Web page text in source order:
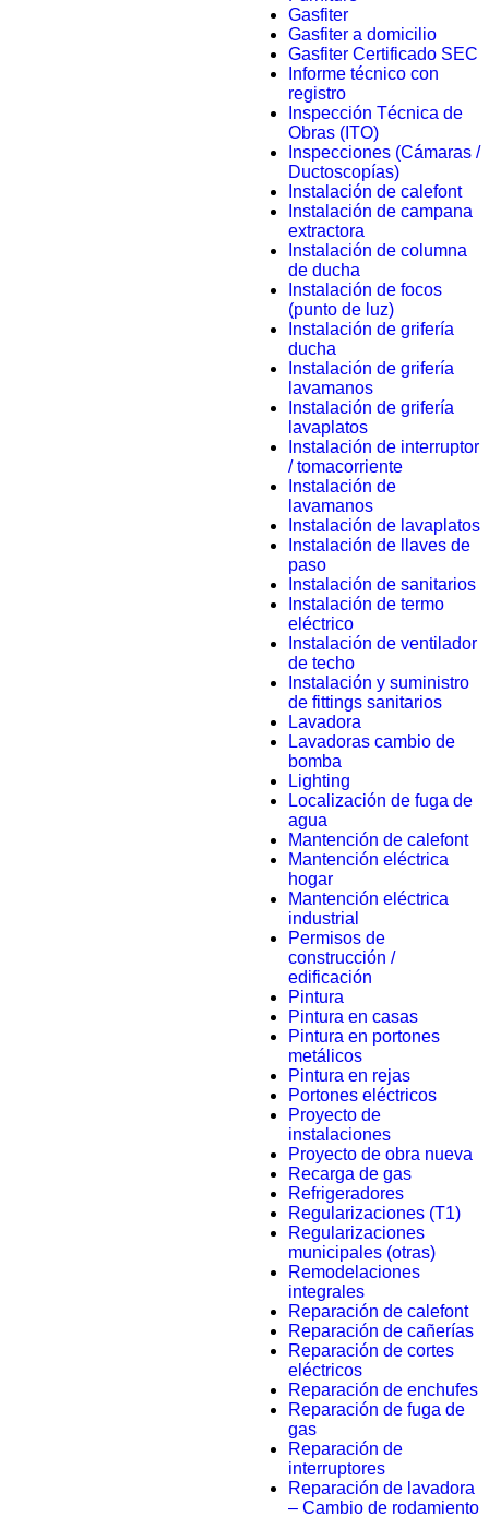
Gasfiter
Gasfiter a domicilio
Gasfiter Certificado SEC
Informe técnico con
registro
Inspección Técnica de
Obras (ITO)
Inspecciones (Cámaras /
Ductoscopías)
Instalación de calefont
Instalación de campana
extractora
Instalación de columna
de ducha
Instalación de focos
(punto de luz)
Instalación de grifería
ducha
Instalación de grifería
lavamanos
Instalación de grifería
lavaplatos
Instalación de interruptor
/ tomacorriente
Instalación de
lavamanos
Instalación de lavaplatos
Instalación de llaves de
paso
Instalación de sanitarios
Instalación de termo
eléctrico
Instalación de ventilador
de techo
Instalación y suministro
de fittings sanitarios
Lavadora
Lavadoras cambio de
bomba
Lighting
Localización de fuga de
agua
Mantención de calefont
Mantención eléctrica
hogar
Mantención eléctrica
industrial
Permisos de
construcción /
edificación
Pintura
Pintura en casas
Pintura en portones
metálicos
Pintura en rejas
Portones eléctricos
Proyecto de
instalaciones
Proyecto de obra nueva
Recarga de gas
Refrigeradores
Regularizaciones (T1)
Regularizaciones
municipales (otras)
Remodelaciones
integrales
Reparación de calefont
Reparación de cañerías
Reparación de cortes
eléctricos
Reparación de enchufes
Reparación de fuga de
gas
Reparación de
interruptores
Reparación de lavadora
– Cambio de rodamiento